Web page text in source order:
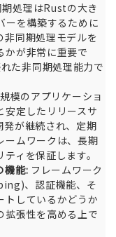
処理はRustの大き
ーを構築するために
非同期処理モデルを
かが非常に重要で
た非同期処理能力で
模のアプリケーショ
安定したリリースサ
発が継続され、定期
ームワークは、長期
ィを保証します。
機能: フレームワーク
、認証機能、そ
トしているかどうか
拡張性を高める上で